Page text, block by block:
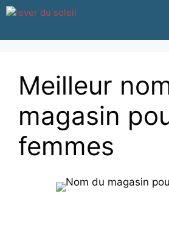
Passer
contenu
Meilleur
magasin
femmes